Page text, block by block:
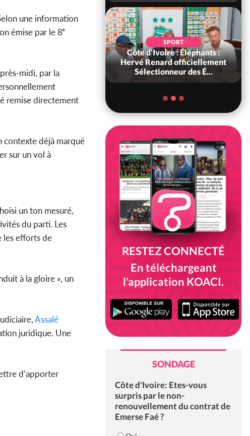
une information
émise par le 8ᵉ
midi, par la
remise directement
contexte déjà marqué
sur un vol à
un ton mesuré,
du parti. Les
les efforts de
à la gloire », un
Assalé
juridique. Une
d’apporter
d'Ivoire : « On ne veut
des habitants d...
SPORT
Côte d'Ivoire : Éléphants :
Hervé Renard officiellement
Sélectionneur des É...
RESTEZ CONNECTÉ
En téléchargeant
l'application KOACI.
SONDAGE
Côte d'Ivoire: Etes-vous
surpris par le non-
renouvellement du contrat de
Emerse Faé ?